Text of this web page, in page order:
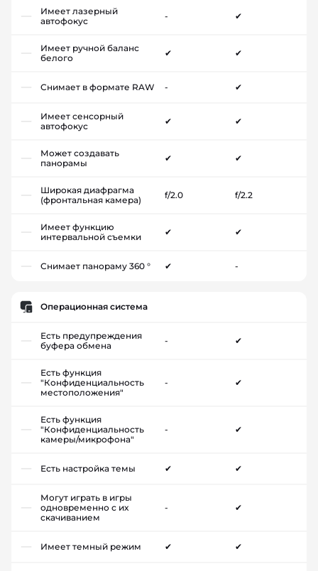
Имеет лазерный
автофокус
- ✔
Имеет ручной баланс
белого
✔ ✔
Снимает в формате RAW - ✔
Имеет сенсорный
автофокус
✔ ✔
Может создавать
панорамы
✔ ✔
Широкая диафрагма
(фронтальная камера)
f/2.0 f/2.2
Имеет функцию
интервальной съемки
✔ ✔
Снимает панораму 360 ° ✔ -
Операционная система
Есть предупреждения
буфера обмена
- ✔
Есть функция
"Конфиденциальность
местоположения"
- ✔
Есть функция
"Конфиденциальность
камеры/микрофона"
- ✔
Есть настройка темы ✔ ✔
Могут играть в игры
одновременно с их
скачиванием
- ✔
Имеет темный режим ✔ ✔